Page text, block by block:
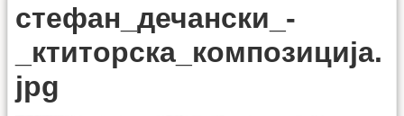
стефан_дечански_-
_ктиторска_композиција.
jpg